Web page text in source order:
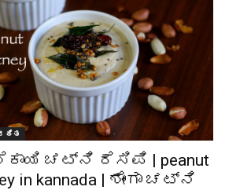
ಚಟ್ನಿ ರೆಸಿಪಿ | peanut
in kannada | ಶೇಂಗಾ ಚಟ್ನಿ